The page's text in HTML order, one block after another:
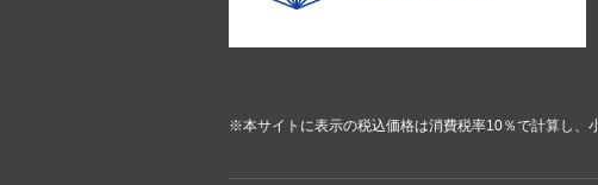
※本サイトに表示の税込価格は消費税率10％で計算し、